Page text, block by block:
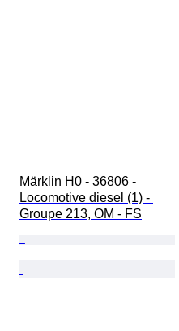
Märklin H0 - 36806 -
Locomotive diesel (1) -
Groupe 213, OM - FS